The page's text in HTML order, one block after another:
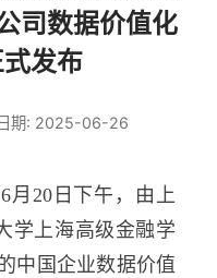
司数据价值化
发布
期: 2025-06-26
月20日下午，由上
学上海高级金融学
中国企业数据价值